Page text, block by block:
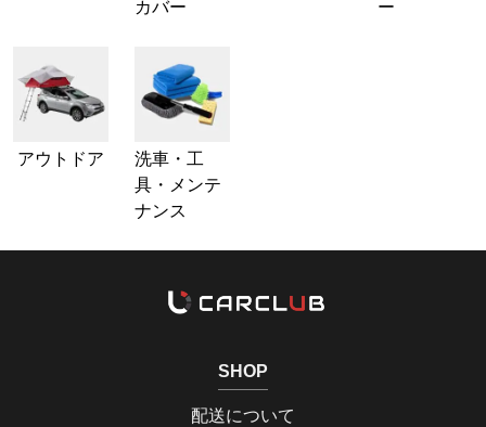
カバー
ー
アウトドア
洗車・工
具・メンテ
ナンス
SHOP
配送について